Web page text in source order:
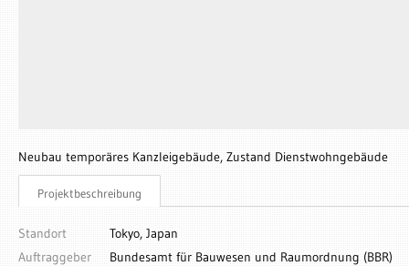
Neubau temporäres Kanzleigebäude, Zustand Dienstwohngebäude
Projektbeschreibung
Standort
Tokyo, Japan
Auftraggeber
Bundesamt für Bauwesen und Raumordnung (BBR)